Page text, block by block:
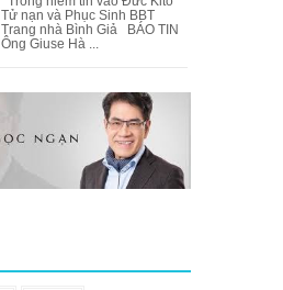
Tử nạn và Phục Sinh BBT
Trang nhà Bình Giả BÁO TIN
Ông Giuse Hà ...